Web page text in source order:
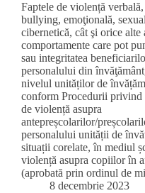
Faptele de violență
bullying, emoţională,
cibernetică, cât şi orice alte
comportamente care pot
sau integritatea
personalului din
nivelul unităților de
conform Procedurii privind
de violență asupra
antepreșcolarilor/
personalului unității de
situații corelate, în mediul
violență asupra copiilor în
(aprobată prin ordinul de
8 decembrie 2023